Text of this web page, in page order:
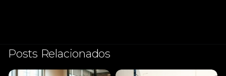
Posts Relacionados